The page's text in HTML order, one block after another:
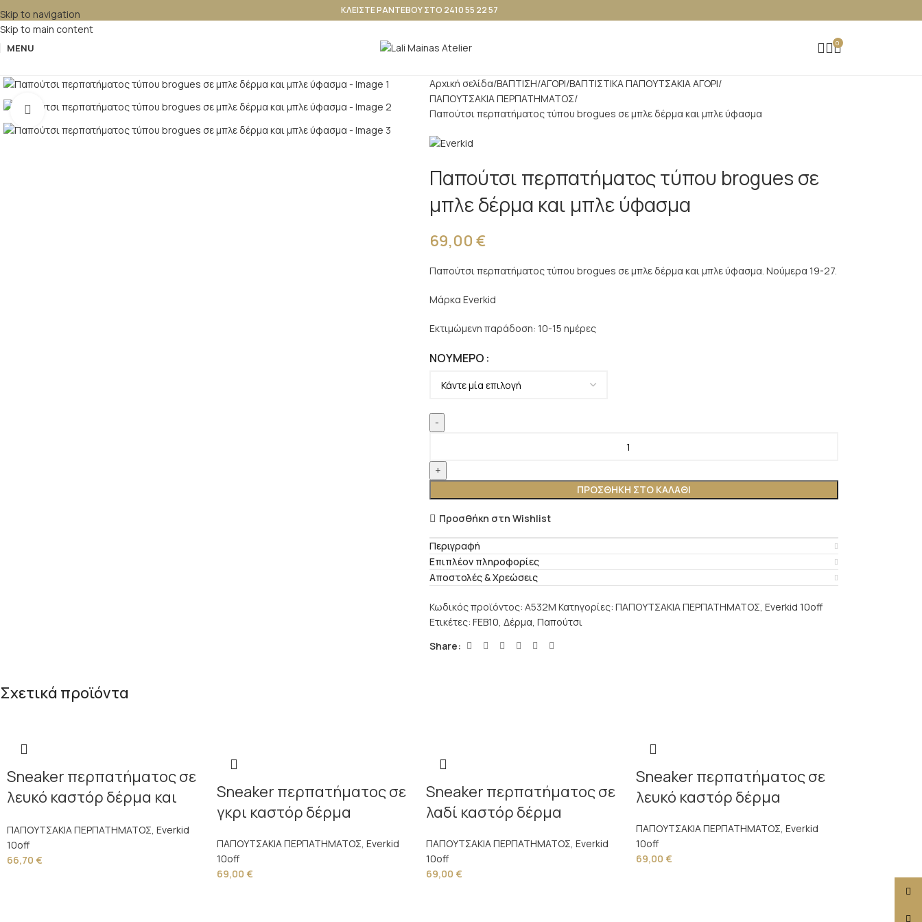
Skip to navigation
Skip to main content
ΚΛΕΙΣΤΕ ΡΑΝΤΕΒΟΥ ΣΤΟ 2410 55 22 57
MENU 0
Κλικ για μεγέθυνση
Αρχική σελίδα ΒΑΠΤΙΣΗ ΑΓΟΡΙ ΒΑΠΤΙΣΤΙΚΑ ΠΑΠΟΥΤΣAKIA ΑΓΟΡΙ
ΠΑΠΟΥΤΣΑΚΙΑ ΠΕΡΠΑΤΗΜΑΤΟΣ
Παπούτσι περπατήματος τύπου brogues σε μπλε δέρμα και μπλε ύφασμα
Παπούτσι περπατήματος τύπου brogues σε
μπλε δέρμα και μπλε ύφασμα
69,00 €
Παπούτσι περπατήματος τύπου brogues σε μπλε δέρμα και μπλε ύφασμα. Νούμερα 19-27.
Μάρκα Everkid
Εκτιμώμενη παράδοση: 10-15 ημέρες
ΝΟΎΜΕΡΟ
ΠΡΟΣΘΉΚΗ ΣΤΟ ΚΑΛΆΘΙ
Προσθήκη στη Wishlist
Περιγραφή
Επιπλέον πληροφορίες
Αποστολές & Χρεώσεις
Κωδικός προϊόντος: A532M Κατηγορίες: ΠΑΠΟΥΤΣΑΚΙΑ ΠΕΡΠΑΤΗΜΑΤΟΣ, Everkid 10off
Ετικέτες: FEB10, Δέρμα, Παπούτσι
Share:
Σχετικά προϊόντα
Sneaker περπατήματος σε
λευκό καστόρ δέρμα και
ΠΑΠΟΥΤΣΑΚΙΑ ΠΕΡΠΑΤΗΜΑΤΟΣ, Everkid
10off
66,70 €
Sneaker περπατήματος σε
γκρι καστόρ δέρμα
ΠΑΠΟΥΤΣΑΚΙΑ ΠΕΡΠΑΤΗΜΑΤΟΣ, Everkid
10off
69,00 €
Sneaker περπατήματος σε
λαδί καστόρ δέρμα
ΠΑΠΟΥΤΣΑΚΙΑ ΠΕΡΠΑΤΗΜΑΤΟΣ, Everkid
10off
69,00 €
Sneaker περπατήματος σε
λευκό καστόρ δέρμα
ΠΑΠΟΥΤΣΑΚΙΑ ΠΕΡΠΑΤΗΜΑΤΟΣ, Everkid
10off
69,00 €